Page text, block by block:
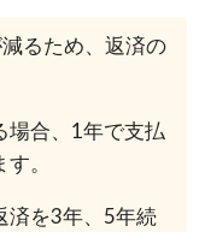
るため、返済の
場合、1年で支払
。
済を3年、5年続